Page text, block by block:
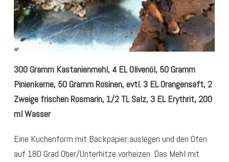
300 Gramm Kastanienmehl, 4 EL Olivenöl, 50 Gramm
Pinienkerne, 50 Gramm Rosinen, evtl. 3 EL Orangensaft, 2
Zweige frischen Rosmarin, 1/2 TL Salz, 3 EL Erythrit, 200
ml Wasser
Eine Kuchenform mit Backpapier auslegen und den Ofen
auf 180 Grad Ober/Unterhitze vorheizen. Das Mehl mit